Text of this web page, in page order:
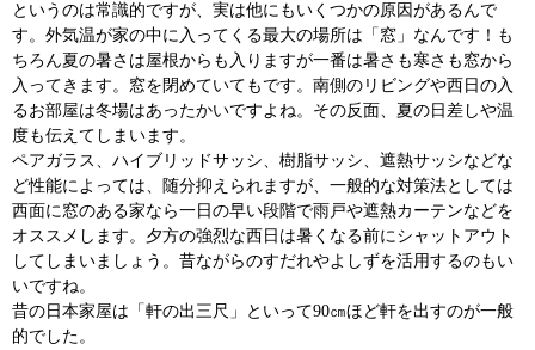
というのは常識的ですが、実は他にもいくつかの原因があるんで
す。外気温が家の中に入ってくる最大の場所は「窓」なんです！も
ちろん夏の暑さは屋根からも入りますが一番は暑さも寒さも窓から
入ってきます。窓を閉めていてもです。南側のリビングや西日の入
るお部屋は冬場はあったかいですよね。その反面、夏の日差しや温
度も伝えてしまいます。
ペアガラス、ハイブリッドサッシ、樹脂サッシ、遮熱サッシなどな
ど性能によっては、随分抑えられますが、一般的な対策法としては
西面に窓のある家なら一日の早い段階で雨戸や遮熱カーテンなどを
オススメします。夕方の強烈な西日は暑くなる前にシャットアウト
してしまいましょう。昔ながらのすだれやよしずを活用するのもい
いですね。
昔の日本家屋は「軒の出三尺」といって90㎝ほど軒を出すのが一般
的でした。